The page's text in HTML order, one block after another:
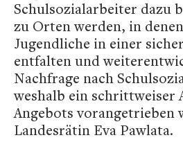
Schulsozialarbeiter dazu
zu Orten werden, in
Jugendliche in einer
entfalten und
Nachfrage nach
weshalb ein schrittweiser
Angebots vorangetrieben
Landesrätin Eva Pawlata.